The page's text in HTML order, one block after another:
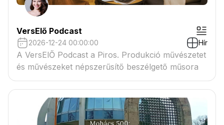
VersElő Podcast
2026-12-24 00:00:00 Hír
A VersElŐ Podcast a Piros. Produkció művészetet
és művészeket népszerűsítő beszélgető műsora